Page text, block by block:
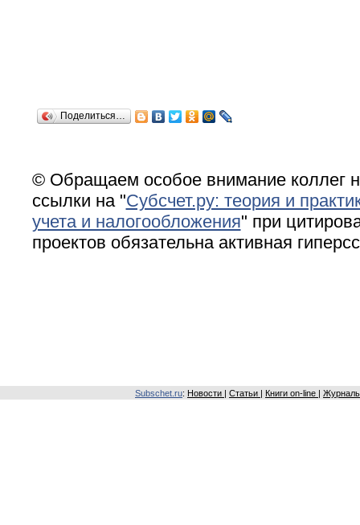
Поделиться…
© Обращаем особое внимание коллег
ссылки на "Субсчет.ру: теория и
учета и налогообложения" при
проектов обязательна активная
Subschet.ru: Новости Статьи Книги on-line